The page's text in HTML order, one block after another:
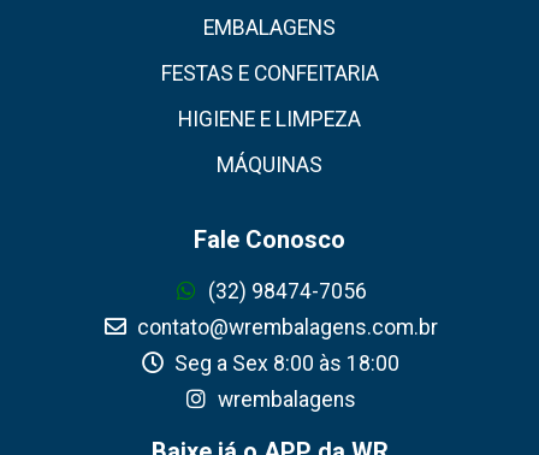
EMBALAGENS
FESTAS E CONFEITARIA
HIGIENE E LIMPEZA
MÁQUINAS
Fale Conosco
(32) 98474-7056
contato@wrembalagens.com.br
Seg a Sex 8:00 às 18:00
wrembalagens